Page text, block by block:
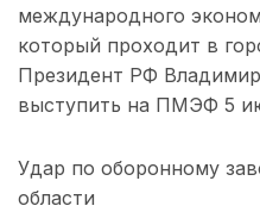
международного
который проходит в
Президент РФ
выступить на ПМЭФ 5
Удар по оборонному
области